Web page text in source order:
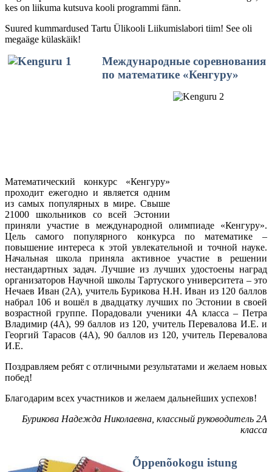
kes on liikuma kutsuva kooli programmi fänn.
Suured kummardused Tartu Ülikooli Liikumislabori tiim! See oli
megaäge külaskäik!
Международные соревнования
по математике «Кенгуру»
Математический конкурс «Кенгуру»
проходит ежегодно и является одним
из самых популярных в мире. Свыше
21000 школьников со всей Эстонии
приняли участие в международной олимпиаде «Кенгуру».
Цель самого популярного конкурса по математике –
повышение интереса к этой увлекательной и точной науке.
Начальная школа приняла активное участие в решении
нестандартных задач. Лучшие из лучших удостоены наград
организаторов Научной школы Тартуского университета – это
Нечаев Иван (2А), учитель Бурикова Н.Н. Иван из 120 баллов
набрал 106 и вошёл в двадцатку лучших по Эстонии в своей
возрастной группе. Порадовали ученики 4А класса – Петра
Владимир (4А), 99 баллов из 120, учитель Перевалова И.Е. и
Георгий Тарасов (4А), 90 баллов из 120, учитель Перевалова
И.Е.
Поздравляем ребят с отличными результатами и желаем новых
побед!
Благодарим всех участников и желаем дальнейших успехов!
Бурикова Надежда Николаевна, классный руководитель 2А
класса
Õppenõokogu istung